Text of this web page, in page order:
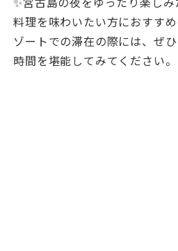
料理を味わいたい方におすす
ゾートでの滞在の際には、ぜ
時間を堪能してみてください。